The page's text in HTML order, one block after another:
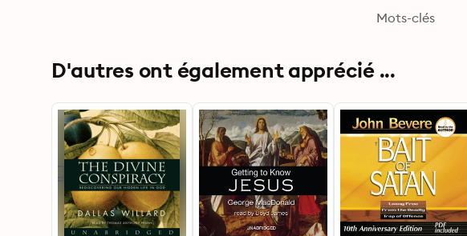
Mots-clés
D'autres ont également apprécié ...